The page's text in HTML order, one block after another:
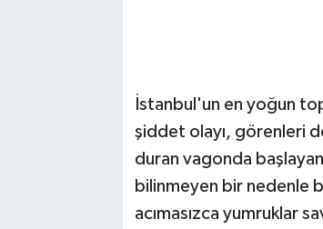
İstanbul'un en yoğun
şiddet olayı, görenleri
duran vagonda
bilinmeyen bir nedenle
acımasızca yumruklar